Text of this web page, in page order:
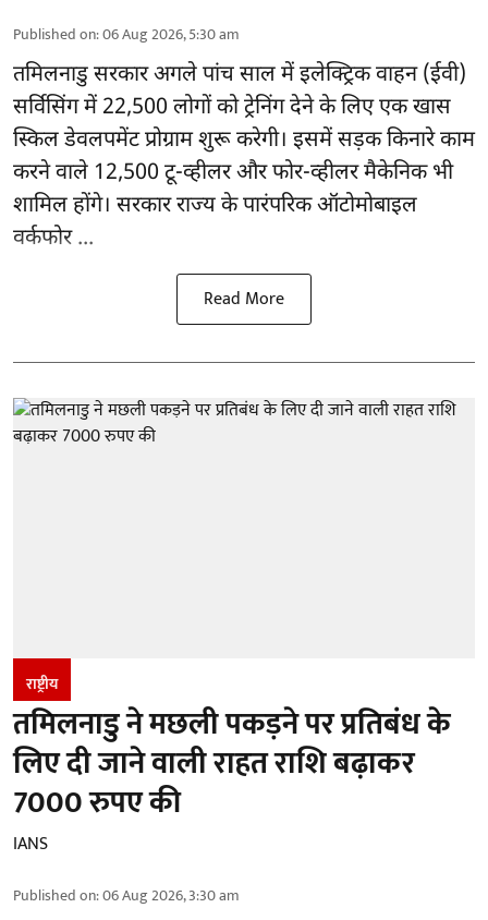
Published on:06 Aug 2026, 5:30 am
तमिलनाडु सरकारअगले पांच साल में इलेक्ट्रिक वाहन (ईवी)
सर्विसिंग में 22,500 लोगों को ट्रेनिंग देने के लिए एक खास
स्किल डेवलपमेंट प्रोग्राम शुरू करेगी। इसमें सड़क किनारे काम
करने वाले 12,500 टू-व्हीलर और फोर-व्हीलर मैकेनिक भी
शामिल होंगे। सरकार राज्य के पारंपरिक ऑटोमोबाइल
वर्कफोर ...
Read More
राष्ट्रीय
तमिलनाडु ने मछली पकड़ने पर प्रतिबंध के
लिए दी जाने वाली राहत राशि बढ़ाकर
7000 रुपए की
IANS
Published on:06 Aug 2026, 3:30 am